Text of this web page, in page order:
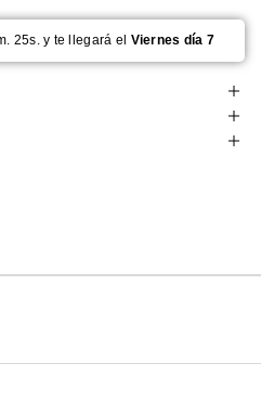
25s. y te llegará el Viernes día 7